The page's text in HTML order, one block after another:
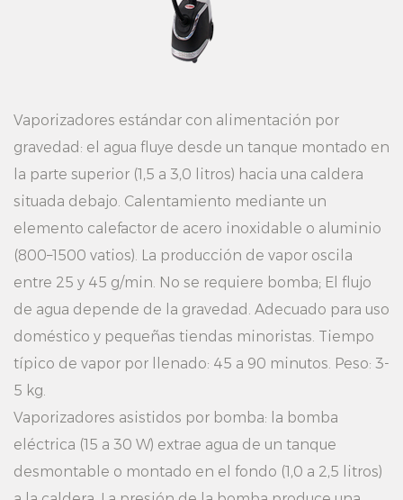
Vaporizadores estándar con alimentación por
gravedad: el agua fluye desde un tanque montado en
la parte superior (1,5 a 3,0 litros) hacia una caldera
situada debajo. Calentamiento mediante un
elemento calefactor de acero inoxidable o aluminio
(800–1500 vatios). La producción de vapor oscila
entre 25 y 45 g/min. No se requiere bomba; El flujo
de agua depende de la gravedad. Adecuado para uso
doméstico y pequeñas tiendas minoristas. Tiempo
típico de vapor por llenado: 45 a 90 minutos. Peso: 3-
5 kg.
Vaporizadores asistidos por bomba: la bomba
eléctrica (15 a 30 W) extrae agua de un tanque
desmontable o montado en el fondo (1,0 a 2,5 litros)